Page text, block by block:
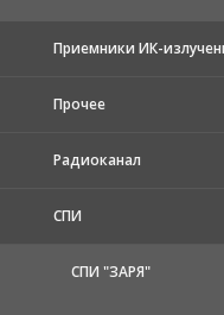
Приемники ИК-
Прочее
Радиоканал
СПИ
СПИ "ЗАРЯ"